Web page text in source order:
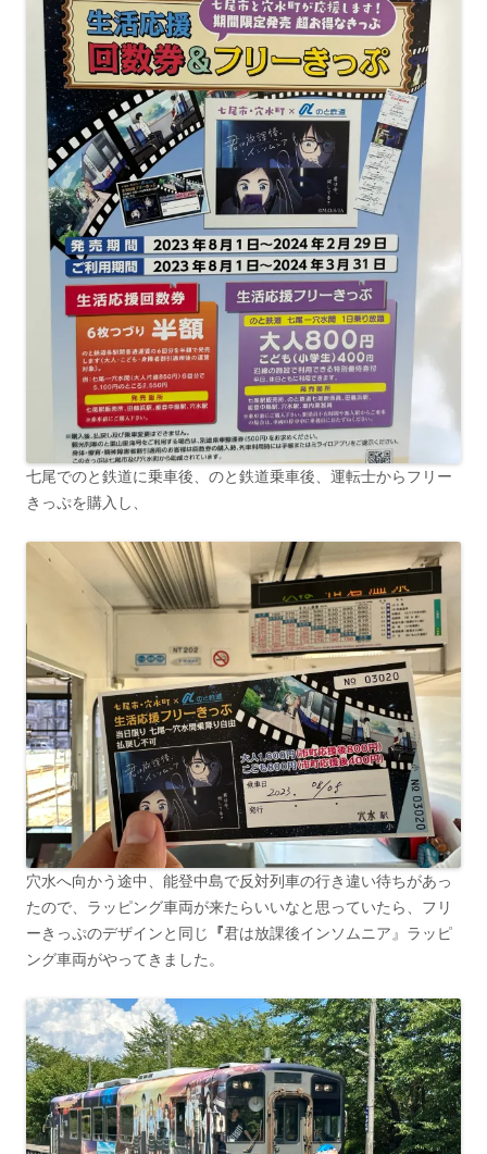
七尾でのと鉄道に乗車後、のと鉄道乗車後、運転士からフリー
きっぷを購入し、
穴水へ向かう途中、能登中島で反対列車の行き違い待ちがあっ
たので、ラッピング車両が来たらいいなと思っていたら、フリ
ーきっぷのデザインと同じ 『君は放課後インソムニア』ラッピ
ング車両がやってきました。